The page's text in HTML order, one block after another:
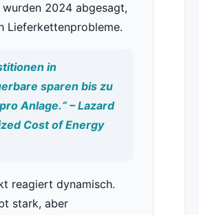
wurden 2024 abgesagt,
Lieferkettenprobleme.
in
sparen bis zu
Anlage.“ – Lazard
Cost of Energy
reagiert dynamisch.
stark, aber